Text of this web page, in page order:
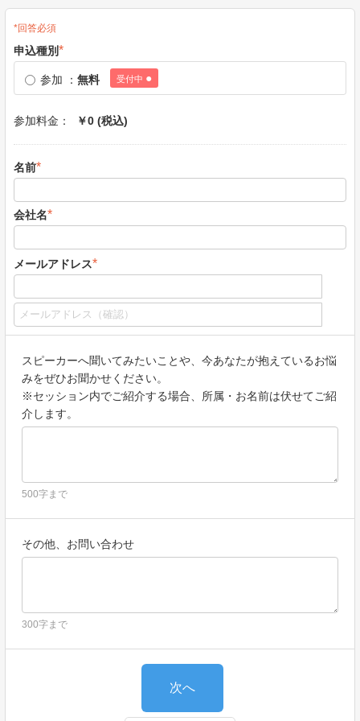
*回答必須
申込種別*
参加 ： 無料 受付中 ●
参加料金： ￥0 (税込)
名前*
会社名*
メールアドレス*
スピーカーへ聞いてみたいことや、今あなたが抱えているお悩
みをぜひお聞かせください。
※セッション内でご紹介する場合、所属・お名前は伏せてご紹
介します。
500字まで
その他、お問い合わせ
300字まで